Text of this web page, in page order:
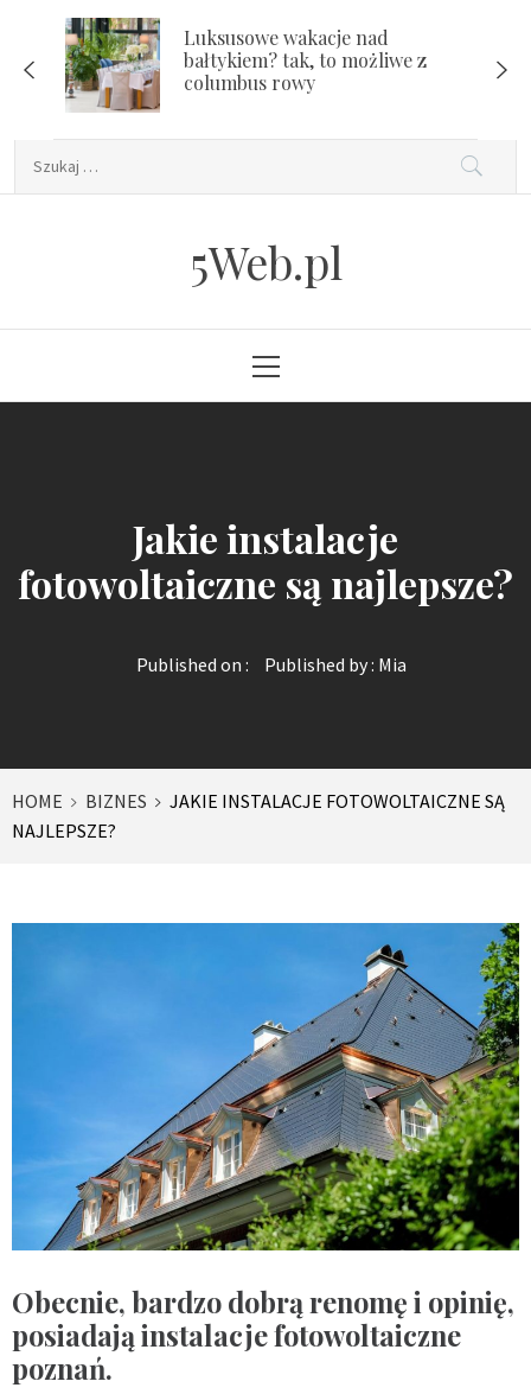
content
Luksusowe wakacje nad
bałtykiem? tak, to możliwe z
columbus rowy
5Web.pl
Menu
Jakie instalacje
fotowoltaiczne są najlepsze?
Published on : Published by : Mia
HOME BIZNES
JAKIE INSTALACJE FOTOWOLTAICZNE SĄ
NAJLEPSZE?
Obecnie, bardzo dobrą renomę i opinię,
posiadają instalacje fotowoltaiczne
poznań.